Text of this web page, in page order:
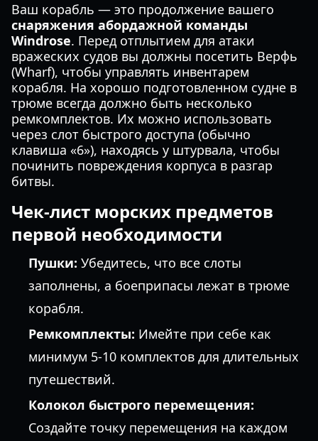
Ваш корабль — это продолжение вашего
снаряжения абордажной команды
Windrose. Перед отплытием для атаки
вражеских судов вы должны посетить Верфь
(Wharf), чтобы управлять инвентарем
корабля. На хорошо подготовленном судне в
трюме всегда должно быть несколько
ремкомплектов. Их можно использовать
через слот быстрого доступа (обычно
клавиша «6»), находясь у штурвала, чтобы
починить повреждения корпуса в разгар
битвы.
Чек-лист морских предметов
первой необходимости
Пушки: Убедитесь, что все слоты
заполнены, а боеприпасы лежат в трюме
корабля.
Ремкомплекты: Имейте при себе как
минимум 5-10 комплектов для длительных
путешествий.
Колокол быстрого перемещения:
Создайте точку перемещения на каждом